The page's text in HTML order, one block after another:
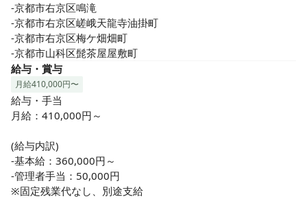
-京都市右京区鳴滝
-京都市右京区嵯峨天龍寺油掛町
-京都市右京区梅ケ畑畑町
-京都市山科区髭茶屋屋敷町
給与・賞与
月給410,000円〜
給与・手当
月給：410,000円～
(給与内訳)
-基本給：360,000円～
-管理者手当：50,000円
※固定残業代なし、別途支給